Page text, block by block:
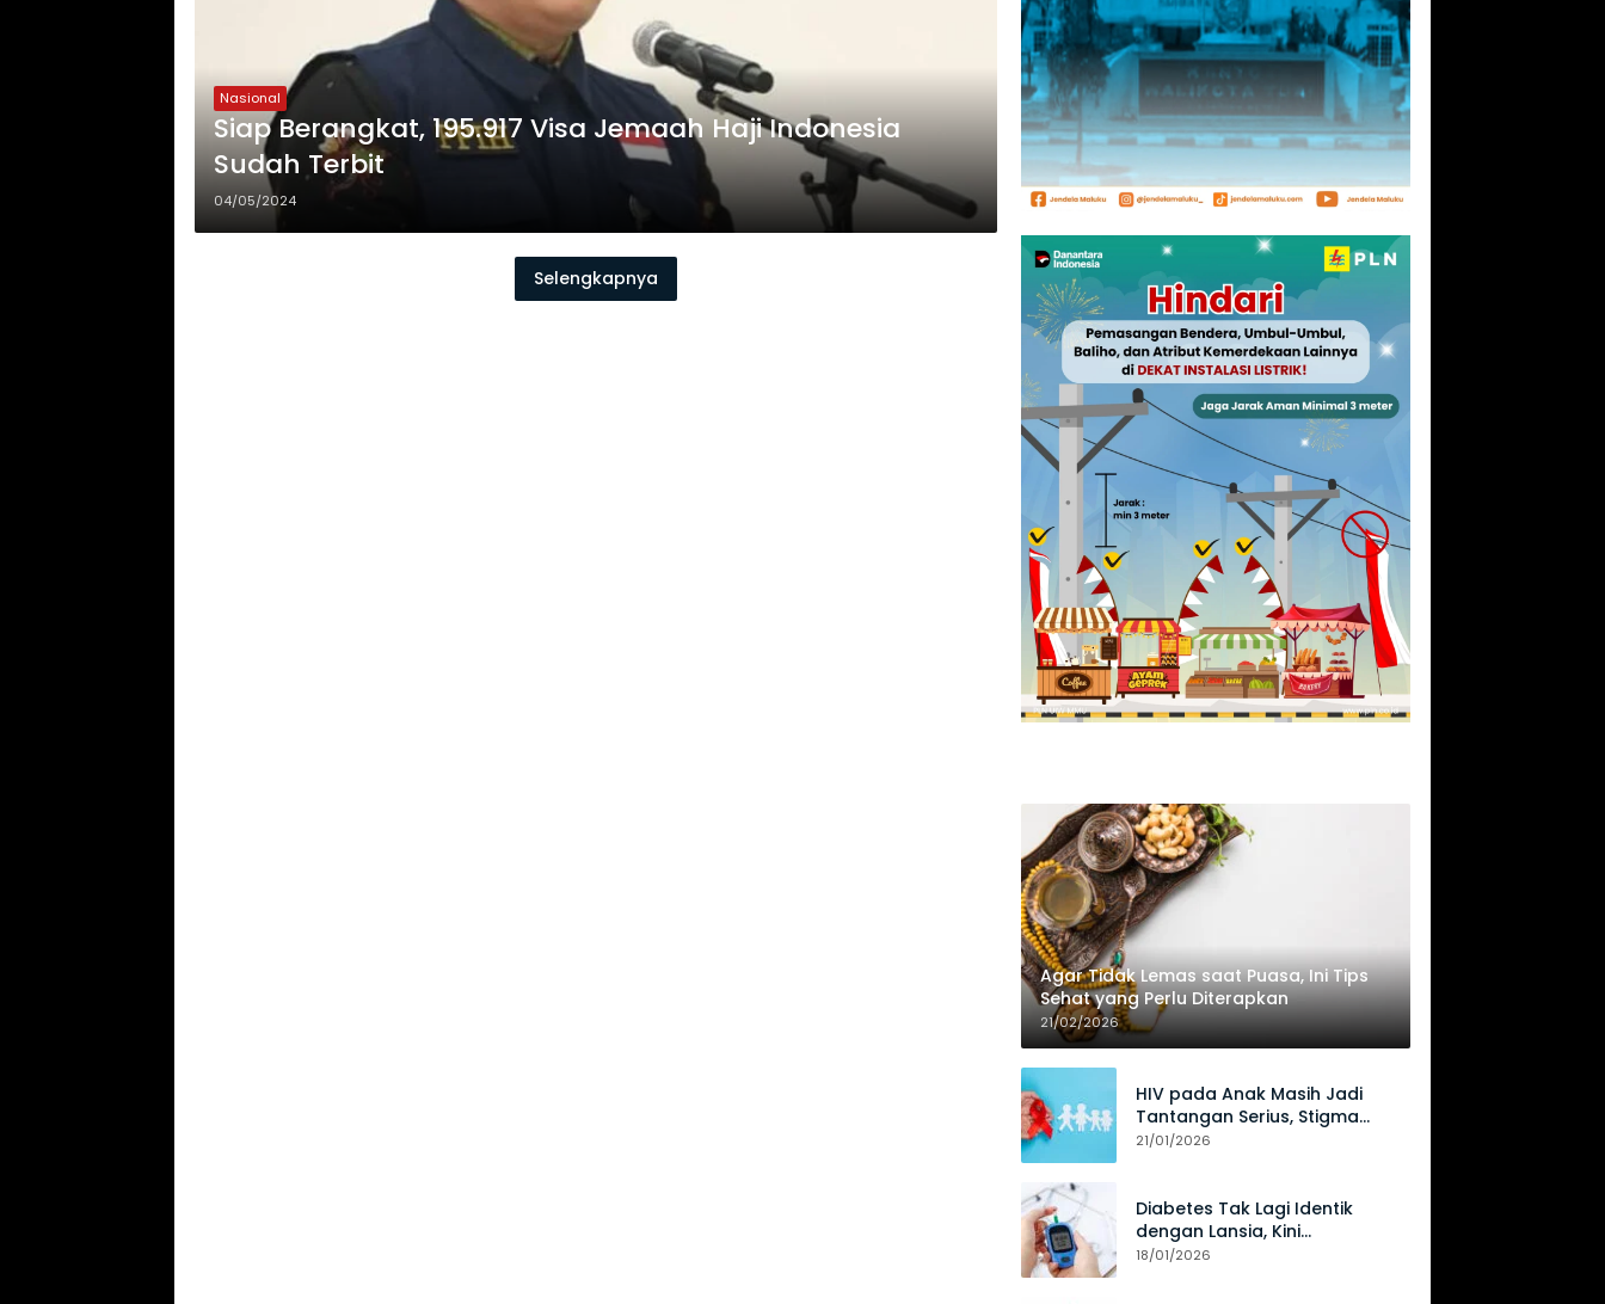
Nasional
Siap Berangkat, 195.917 Visa Jemaah Haji Indonesia
Sudah Terbit
04/05/2024
Selengkapnya
Agar Tidak Lemas saat Puasa, Ini Tips
Sehat yang Perlu Diterapkan
21/02/2026
HIV pada Anak Masih Jadi
Tantangan Serius, Stigma
Hambat Akses Perawatan
21/01/2026
Diabetes Tak Lagi Identik
dengan Lansia, Kini
Mengancam Generasi Muda
18/01/2026